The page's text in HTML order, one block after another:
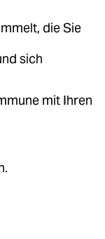
die Sie
sich
mit Ihren